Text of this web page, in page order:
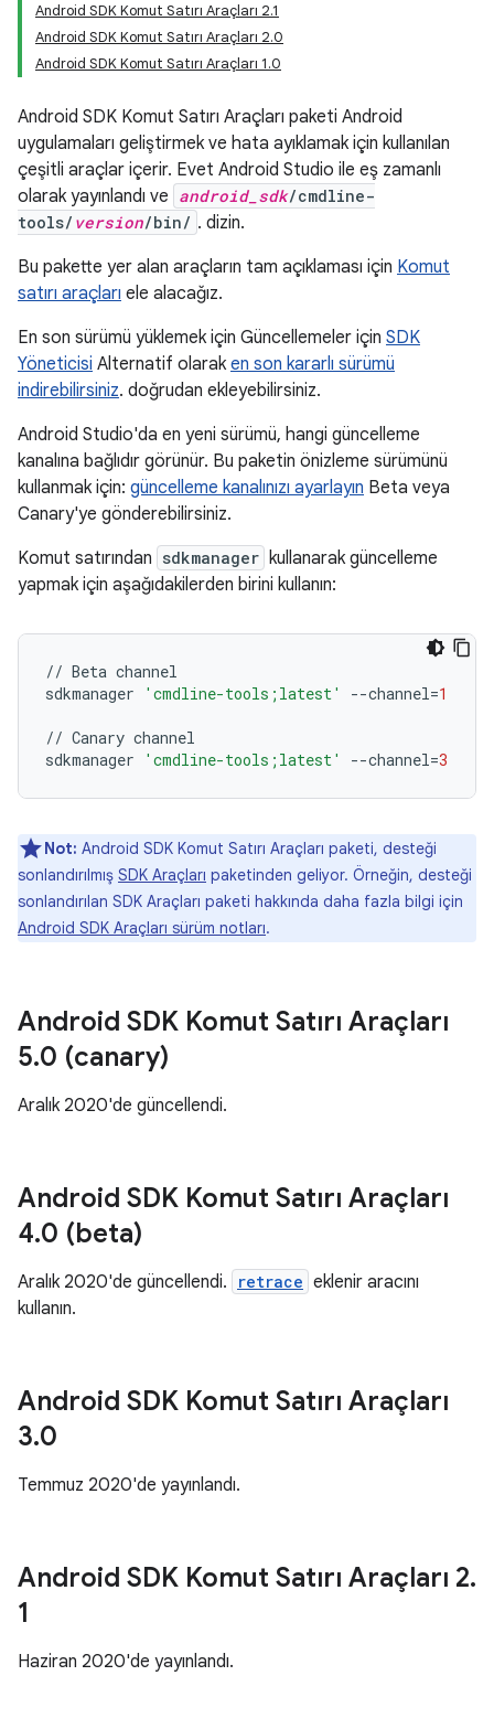
Android SDK Komut Satırı Araçları 2.1
Android SDK Komut Satırı Araçları 2.0
Android SDK Komut Satırı Araçları 1.0
Android SDK Komut Satırı Araçları paketi Android
uygulamaları geliştirmek ve hata ayıklamak için kullanılan
çeşitli araçlar içerir. Evet Android Studio ile eş zamanlı
olarak yayınlandı ve android_sdk/cmdline-
tools/ version/bin/ . dizin.
Bu pakette yer alan araçların tam açıklaması için Komut
satırı araçları ele alacağız.
En son sürümü yüklemek için Güncellemeler için SDK
Yöneticisi Alternatif olarak en son kararlı sürümü
indirebilirsiniz. doğrudan ekleyebilirsiniz.
Android Studio'da en yeni sürümü, hangi güncelleme
kanalına bağlıdır görünür. Bu paketin önizleme sürümünü
kullanmak için: güncelleme kanalınızı ayarlayın Beta veya
Canary'ye gönderebilirsiniz.
Komut satırından sdkmanager kullanarak güncelleme
yapmak için aşağıdakilerden birini kullanın:
// Beta channel
sdkmanager
'cmdline-tools;latest' --channel=1
// Canary channel
sdkmanager
'cmdline-tools;latest' --channel=3
Not: Android SDK Komut Satırı Araçları paketi, desteği
sonlandırılmış SDK Araçları paketinden geliyor. Örneğin, desteği
sonlandırılan SDK Araçları paketi hakkında daha fazla bilgi için
Android SDK Araçları sürüm notları.
Android SDK Komut Satırı Araçları
5.0 (canary)
Aralık 2020'de güncellendi.
Android SDK Komut Satırı Araçları
4.0 (beta)
Aralık 2020'de güncellendi. retrace eklenir aracını
kullanın.
Android SDK Komut Satırı Araçları
3.0
Temmuz 2020'de yayınlandı.
Android SDK Komut Satırı Araçları 2.
1
Haziran 2020'de yayınlandı.